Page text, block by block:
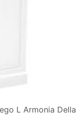
L Armonia Della